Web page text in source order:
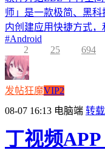
师」是一款极简、黑
内创建应用快捷方式，
#Android
2
25 694
发帖狂魔VIP2
08-07 16:13 电脑端 转
丁视频